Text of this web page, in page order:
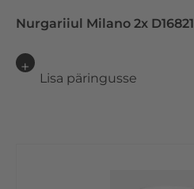
Nurgariiul Milano 2x D16821
Lisa päringusse